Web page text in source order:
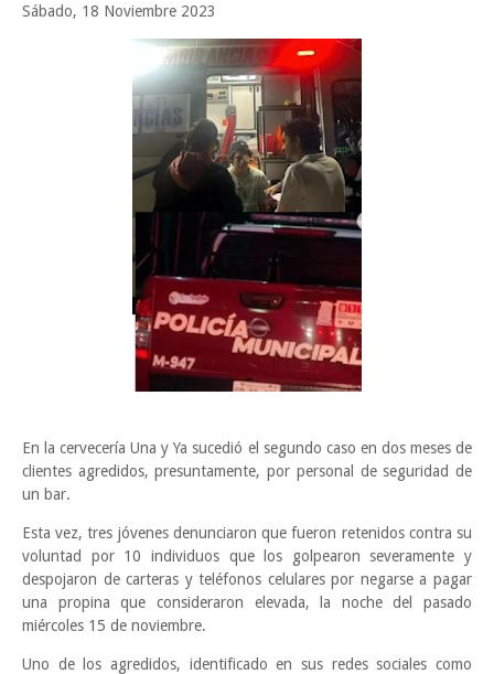
Sábado, 18 Noviembre 2023
En la cervecería Una y Ya sucedió el segundo caso en dos meses de
clientes agredidos, presuntamente, por personal de seguridad de
un bar.
Esta vez, tres jóvenes denunciaron que fueron retenidos contra su
voluntad por 10 individuos que los golpearon severamente y
despojaron de carteras y teléfonos celulares por negarse a pagar
una propina que consideraron elevada, la noche del pasado
miércoles 15 de noviembre.
Uno de los agredidos, identificado en sus redes sociales como